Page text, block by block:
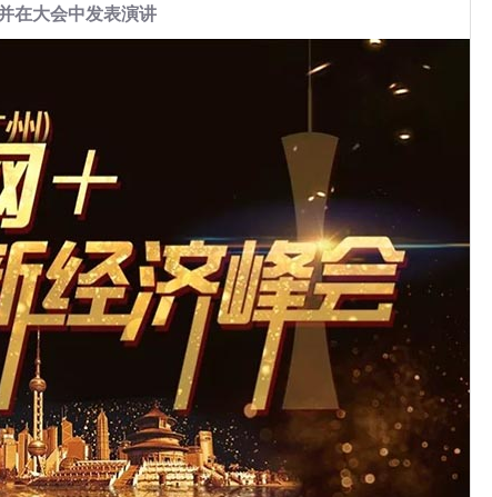
在大会中发表演讲